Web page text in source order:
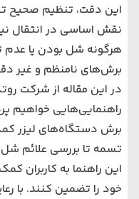
این دقت، تنظیم صحیح
نقش اساسی در انتقال
هرگونه شل بودن یا عدم
برش‌های نامنظم و غیر
در این مقاله از شرکت
راهنمایی‌هایی خواهیم
برش دستگاه‌های لیزر
تسمه تا بررسی علائم
این راهنما به کاربران
خود را تضمین کنند. با